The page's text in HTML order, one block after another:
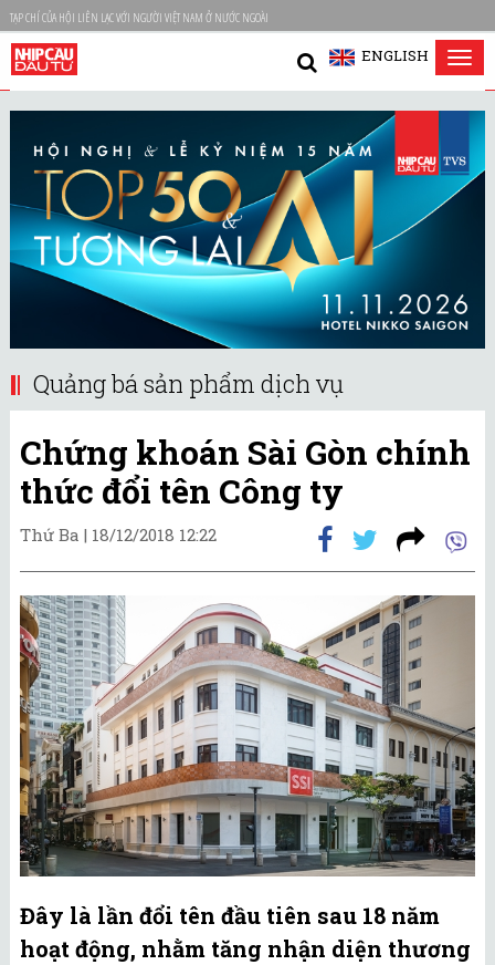
TẠP CHÍ CỦA HỘI LIÊN LẠC VỚI NGƯỜI VIỆT NAM Ở NƯỚC NGOÀI
ENGLISH
Quảng bá sản phẩm dịch vụ
Chứng khoán Sài Gòn chính
thức đổi tên Công ty
Thứ Ba | 18/12/2018 12:22
Đây là lần đổi tên đầu tiên sau 18 năm
hoạt động, nhằm tăng nhận diện thương